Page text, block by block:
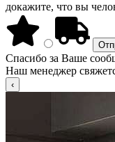
докажите, что вы
Спасибо за Ваше
Наш менеджер